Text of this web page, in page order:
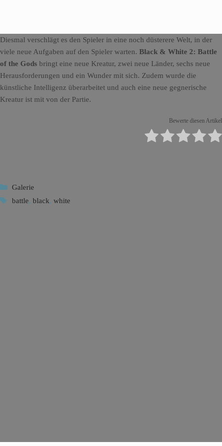
Diesmal verschlägt es den Spieler in eine noch düsterere Welt, in der
viele neue Aufgaben auf den Spieler warten. Black & White 2: Battle
of the Gods bringt eine neue Kreatur, zwei neue Länder, sechs neue
Herausforderungen und ein Wunder mit sich. Zudem wurde die
künstliche Intelligenz überarbeitet und auch eine neue gegnerische
Kreatur ist mit von der Partie.
Bewerte diesen Artikel
Kategorien
Galerie
Schlagwörter
battle, black, white